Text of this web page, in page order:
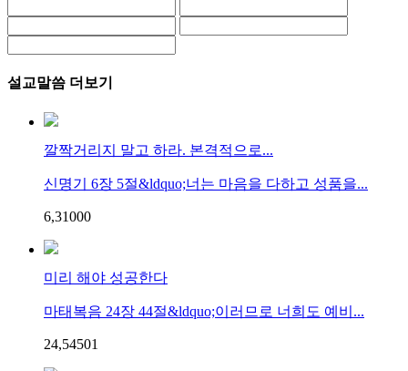
설교말씀 더보기
깔짝거리지 말고 하라. 본격적으로...
신명기 6장 5절&ldquo;너는 마음을 다하고 성품을...
6,31000
미리 해야 성공한다
마태복음 24장 44절&ldquo;이러므로 너희도 예비...
24,54501